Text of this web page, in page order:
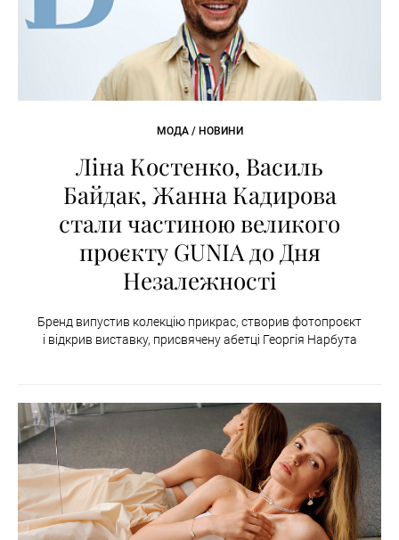
МОДА / НОВИНИ
Ліна Костенко, Василь
Байдак, Жанна Кадирова
стали частиною великого
проєкту GUNIA до Дня
Незалежності
Бренд випустив колекцію прикрас, створив фотопроєкт
і відкрив виставку, присвячену абетці Георгія Нарбута